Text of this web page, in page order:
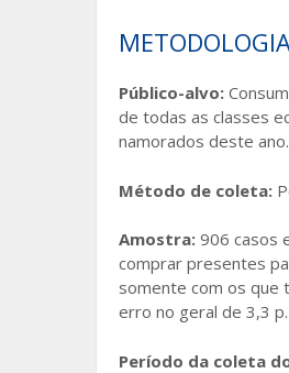
Público-alvo:
de todas as classes
namorados deste ano.
Método de coleta:
Amostra: 906 casos
comprar presentes
somente com os que
erro no geral de 3,3
Período da coleta